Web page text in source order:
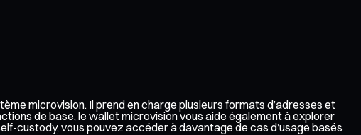
microvision. Il prend en charge plusieurs formats d’adresses et
de base, le wallet microvision vous aide également à explorer
custody, vous pouvez accéder à davantage de cas d’usage basés